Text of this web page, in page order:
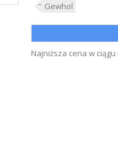
Gewhol
Najniższa cena w